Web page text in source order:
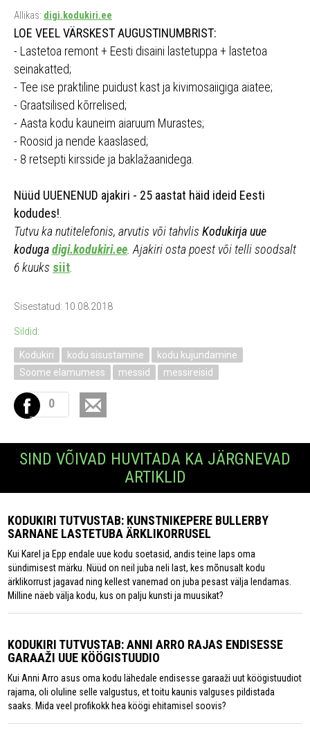
Allikas: digi.kodukiri.ee
LOE VEEL VÄRSKEST AUGUSTINUMBRIST:
- Lastetoa remont + Eesti disaini lastetuppa + lastetoa
seinakatted;
- Tee ise praktiline puidust kast ja kivimosaiigiga aiatee;
- Graatsilised kõrrelised;
- Aasta kodu kauneim aiaruum Murastes;
- Roosid ja nende kaaslased;
- 8 retsepti kirsside ja baklažaanidega.
Nüüd UUENENUD ajakiri - 25 aastat häid ideid Eesti
kodudes!
Tutvu ka nutitelefonis, arvutis või tahvlis Kodukirja uue
kodugadigi.kodukiri.ee . Ajakiri osta poest või telli soodsalt
6 kuuks siit
Sisestatud: 10.08.2018
Sildid:
Kodukiri kodu sisustamine
kodu kujundamine
Soome elamumess
messid messireisid
0
SIND VÕIVAD HUVITADA KA JÄRGNEVAD
ARTIKLID
KODUKIRI TUTVUSTAB: KUNSTNIKEPERE BULLERBY
SARNANE LASTETUBA ÄRKLIKORRUSEL
Kui Karel ja Epp endale uue kodu soetasid, andis teine laps oma
sündimisest märku. Nüüd on neil juba neli last, kes mõnusalt kodu
ärklikorrust jagavad ning kellest vanemad on juba pesast välja lendamas.
Milline näeb välja kodu, kus on palju kunsti ja muusikat?
KODUKIRI TUTVUSTAB: ANNI ARRO RAJAS ENDISESSE
GARAAŽI UUE KÖÖGISTUUDIO
Kui Anni Arro asus oma kodu lähedale endisesse garaaži uut köögistuudiot
rajama, oli oluline selle valgustus, et toitu kaunis valguses pildistada
saaks. Mida veel profikokk hea köögi ehitamisel soovis?